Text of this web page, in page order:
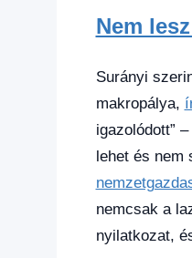
Nem
Surányi
makropálya,
igazolódott”
lehet és
nemcsak a
nyilatkozat,